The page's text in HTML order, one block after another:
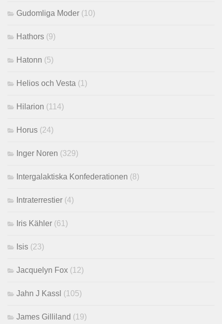
Gudomliga Moder (10)
Hathors (9)
Hatonn (5)
Helios och Vesta (1)
Hilarion (114)
Horus (24)
Inger Noren (329)
Intergalaktiska Konfederationen (8)
Intraterrestier (4)
Iris Kähler (61)
Isis (23)
Jacquelyn Fox (12)
Jahn J Kassl (105)
James Gilliland (19)